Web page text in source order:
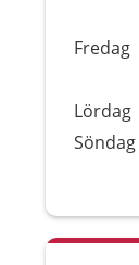
Fredag
Lördag
Söndag